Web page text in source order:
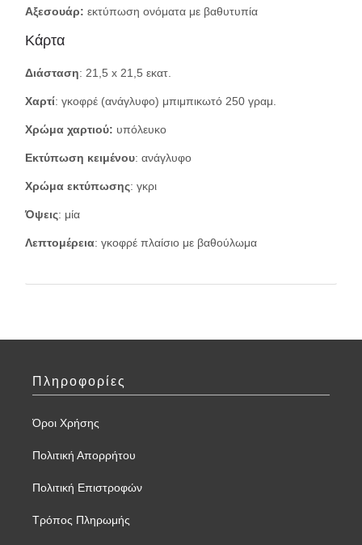
Αξεσουάρ: εκτύπωση ονόματα με βαθυτυπία
Κάρτα
Διάσταση: 21,5 x 21,5 εκατ.
Χαρτί: γκοφρέ (ανάγλυφο) μπιμπικωτό 250 γραμ.
Χρώμα χαρτιού: υπόλευκο
Εκτύπωση κειμένου: ανάγλυφο
Χρώμα εκτύπωσης: γκρι
Όψεις: μία
Λεπτομέρεια: γκοφρέ πλαίσιο με βαθούλωμα
Πληροφορίες
Όροι Χρήσης
Πολιτική Απορρήτου
Πολιτική Επιστροφών
Τρόπος Πληρωμής